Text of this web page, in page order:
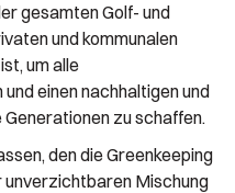
gesamten Golf- und
und kommunalen
um alle
einen nachhaltigen und
zu schaffen.
den die Greenkeeping
Mischung